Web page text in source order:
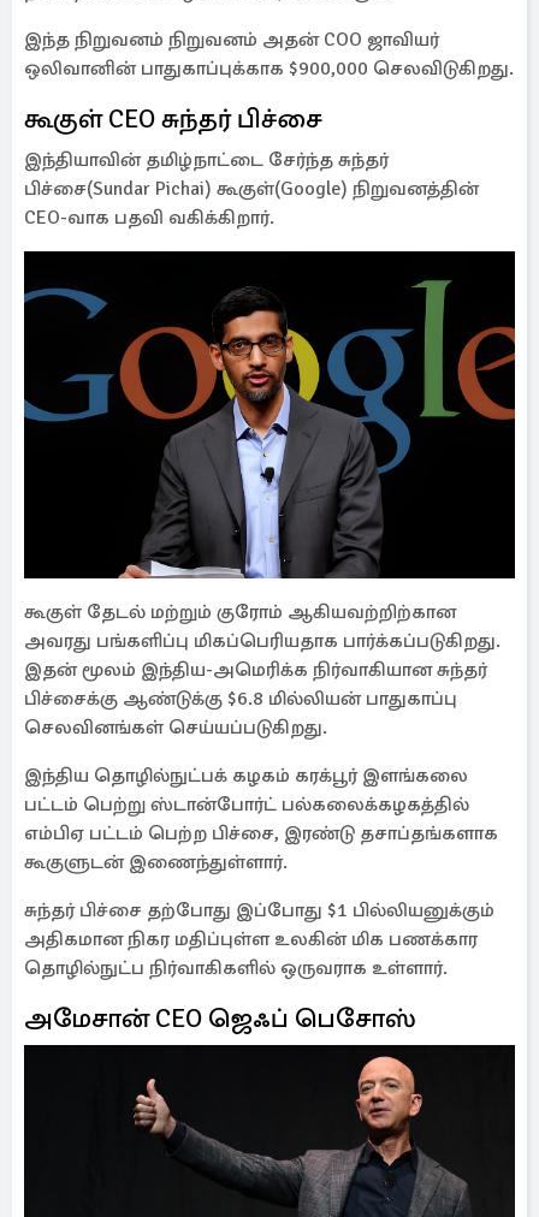
இந்த நிறுவனம் நிறுவனம் அதன் COO ஜாவியர்
ஒலிவானின் பாதுகாப்புக்காக $900,000 செலவிடுகிறது.
கூகுள் CEO சுந்தர் பிச்சை
இந்தியாவின் தமிழ்நாட்டை சேர்ந்த சுந்தர்
பிச்சை(Sundar Pichai) கூகுள்(Google) நிறுவனத்தின்
CEO-வாக பதவி வகிக்கிறார்.
கூகுள் தேடல் மற்றும் குரோம் ஆகியவற்றிற்கான
அவரது பங்களிப்பு மிகப்பெரியதாக பார்க்கப்படுகிறது.
இதன் மூலம் இந்திய-அமெரிக்க நிர்வாகியான சுந்தர்
பிச்சைக்கு ஆண்டுக்கு $6.8 மில்லியன் பாதுகாப்பு
செலவினங்கள் செய்யப்படுகிறது.
இந்திய தொழில்நுட்பக் கழகம் கரக்பூர் இளங்கலை
பட்டம் பெற்று ஸ்டான்போர்ட் பல்கலைக்கழகத்தில்
எம்பிஏ பட்டம் பெற்ற பிச்சை, இரண்டு தசாப்தங்களாக
கூகுளுடன் இணைந்துள்ளார்.
சுந்தர் பிச்சை தற்போது இப்போது $1 பில்லியனுக்கும்
அதிகமான நிகர மதிப்புள்ள உலகின் மிக பணக்கார
தொழில்நுட்ப நிர்வாகிகளில் ஒருவராக உள்ளார்.
அமேசான் CEO ஜெஃப் பெசோஸ்